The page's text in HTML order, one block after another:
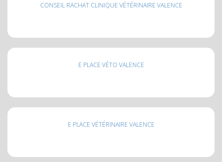
CONSEIL RACHAT CLINIQUE VÉTÉRINAIRE VALENCE
E PLACE VÉTO VALENCE
E PLACE VÉTÉRINAIRE VALENCE